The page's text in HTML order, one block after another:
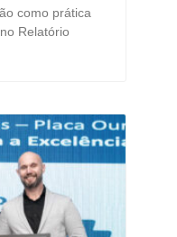
como prática
Relatório